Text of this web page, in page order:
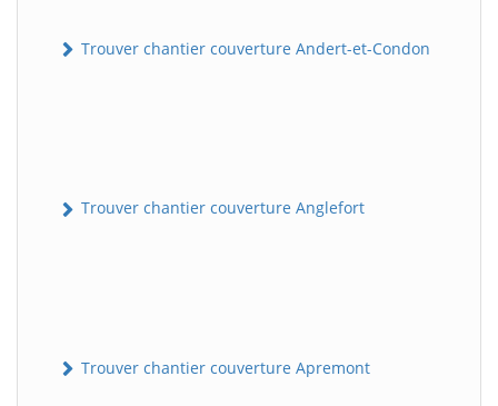
Trouver chantier couverture Andert-et-Condon
Trouver chantier couverture Anglefort
Trouver chantier couverture Apremont